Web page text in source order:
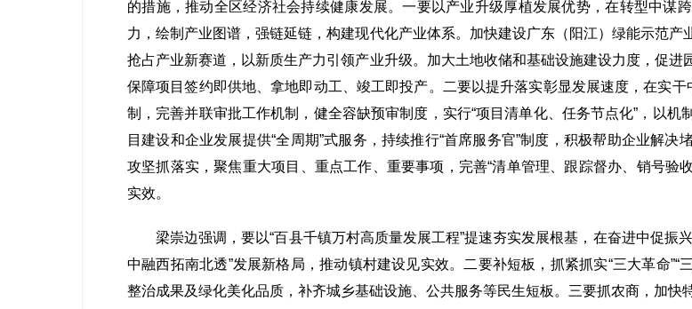
的措施，推动全区经济社会持续健康发展。一要以产业升级厚植发展优势，在转型中谋
力，绘制产业图谱，强链延链，构建现代化产业体系。加快建设广东（阳江）绿能示范产
抢占产业新赛道，以新质生产力引领产业升级。加大土地收储和基础设施建设力度，促进
保障项目签约即供地、拿地即动工、竣工即投产。二要以提升落实彰显发展速度，在实
制，完善并联审批工作机制，健全容缺预审制度，实行“项目清单化、任务节点化”，以
目建设和企业发展提供“全周期”式服务，持续推行“首席服务官”制度，积极帮助企业解
攻坚抓落实，聚焦重大项目、重点工作、重要事项，完善“清单管理、跟踪督办、销号验
实效。
梁崇边强调，要以“百县千镇万村高质量发展工程”提速夯实发展根基，在奋进中促振
中融西拓南北透”发展新格局，推动镇村建设见实效。二要补短板，抓紧抓实“三大革命”“
整治成果及绿化美化品质，补齐城乡基础设施、公共服务等民生短板。三要抓农商，加快